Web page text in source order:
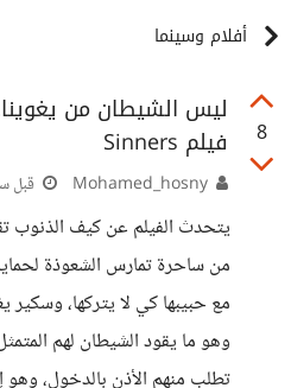
أفلام وسينما
8
ليس الشيطان من
فيلم Sinners
قبل
يتحدث الفيلم عن كيف الذنوب
من ساحرة تمارس الشعوذة
مع حبيبها كي لا يتركها،
وهو ما يقود الشيطان لهم
تطلب منهم الأذن بالدخول،